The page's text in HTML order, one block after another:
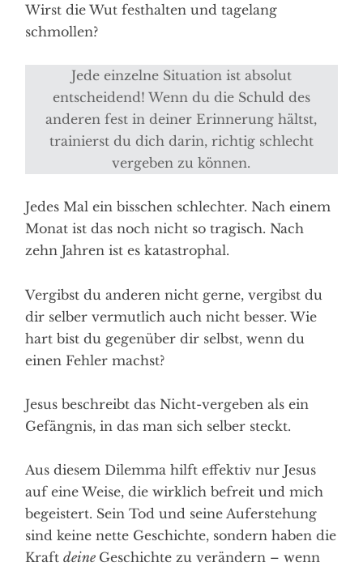
Wirst die Wut festhalten und tagelang
schmollen?
Jede einzelne Situation ist absolut
entscheidend! Wenn du die Schuld des
anderen fest in deiner Erinnerung hältst,
trainierst du dich darin, richtig schlecht
vergeben zu können.
Jedes Mal ein bisschen schlechter. Nach einem
Monat ist das noch nicht so tragisch. Nach
zehn Jahren ist es katastrophal.
Vergibst du anderen nicht gerne, vergibst du
dir selber vermutlich auch nicht besser. Wie
hart bist du gegenüber dir selbst, wenn du
einen Fehler machst?
Jesus beschreibt das Nicht-vergeben als ein
Gefängnis, in das man sich selber steckt.
Aus diesem Dilemma hilft effektiv nur Jesus
auf eine Weise, die wirklich befreit und mich
begeistert. Sein Tod und seine Auferstehung
sind keine nette Geschichte, sondern haben die
Kraftdeine Geschichte zu verändern – wenn